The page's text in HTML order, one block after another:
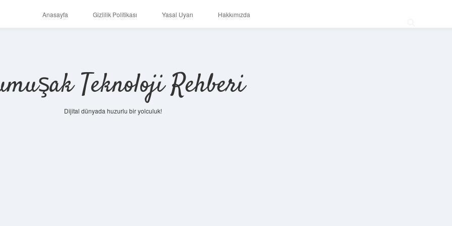
Anasayfa Gizlilik Politikası Yasal Uyarı Hakkımızda
Teknoloji Rehberi
Dijital dünyada huzurlu bir yolculuk!